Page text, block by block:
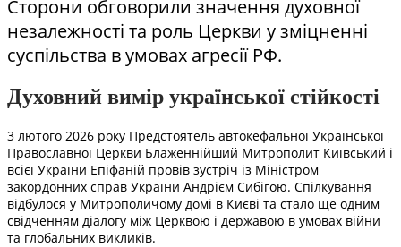
Сторони обговорили значення духовної
незалежності та роль Церкви у зміцненні
суспільства в умовах агресії РФ.
Духовний вимір української стійкості
3 лютого 2026 року Предстоятель автокефальної Української
Православної Церкви Блаженнійший Митрополит Київський і
всієї України Епіфаній провів зустріч із Міністром
закордонних справ України Андрієм Сибігою. Спілкування
відбулося у Митрополичому домі в Києві та стало ще одним
свідченням діалогу між Церквою і державою в умовах війни
та глобальних викликів.